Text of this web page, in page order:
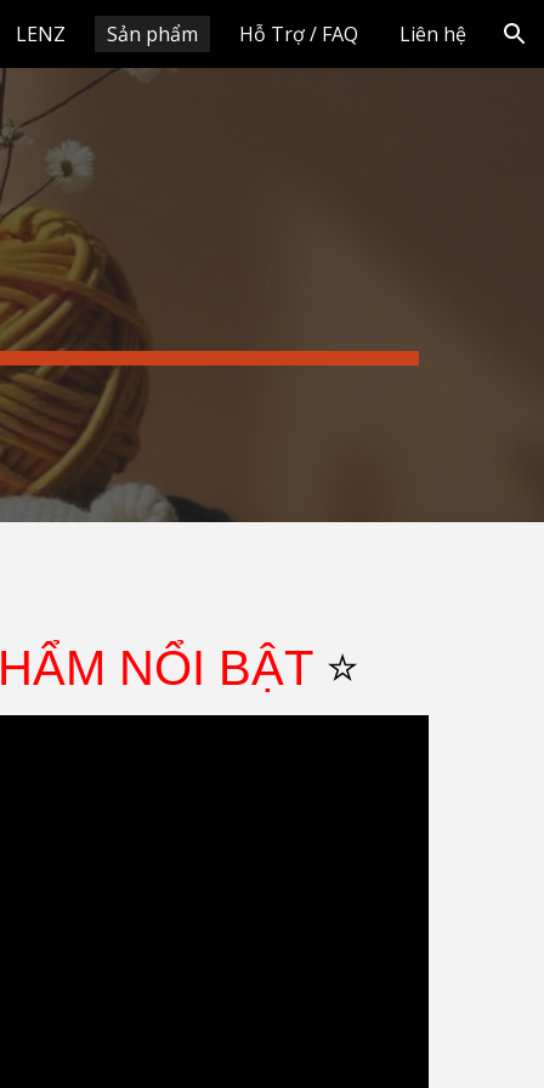
LENZ Sản phẩm Hỗ Trợ / FAQ Liên hệ
NỔI BẬT⭐